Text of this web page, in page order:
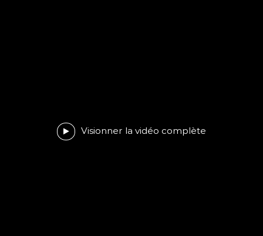
Visionner la vidéo complète